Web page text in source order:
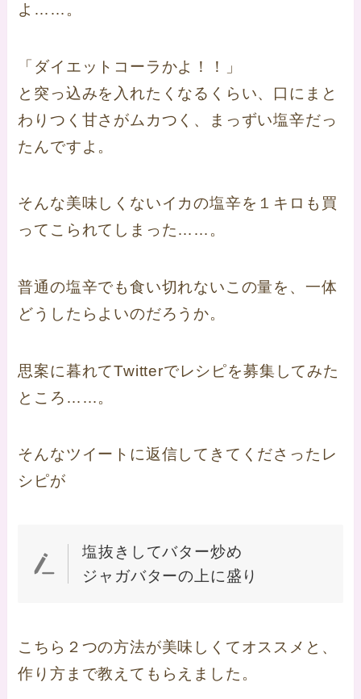
よ……。
「ダイエットコーラかよ！！」
と突っ込みを入れたくなるくらい、口にまと
わりつく甘さがムカつく、まっずい塩辛だっ
たんですよ。
そんな美味しくないイカの塩辛を１キロも買
ってこられてしまった……。
普通の塩辛でも食い切れないこの量を、一体
どうしたらよいのだろうか。
思案に暮れてTwitterでレシピを募集してみた
ところ……。
そんなツイートに返信してきてくださったレ
シピが
塩抜きしてバター炒め
ジャガバターの上に盛り
こちら２つの方法が美味しくてオススメと、
作り方まで教えてもらえました。